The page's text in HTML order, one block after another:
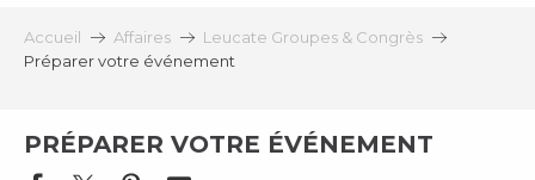
Accueil Affaires
Leucate Groupes & Congrès
Préparer votre événement
PRÉPARER VOTRE ÉVÉNEMENT